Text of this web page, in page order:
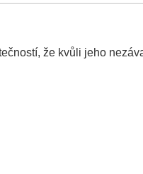
že kvůli jeho